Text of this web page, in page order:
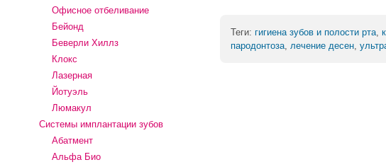
Офисное отбеливание
Бейонд
Беверли Хиллз
Клокс
Лазерная
Йотуэль
Люмакул
Системы имплантации зубов
Абатмент
Альфа Био
Теги: гигиена зубов и полости рта,
пародонтоза, лечение десен,